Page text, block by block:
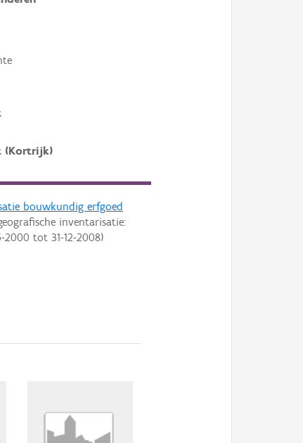
(Kortrijk)
bouwkundig erfgoed
inventarisatie:
2000 tot 31-12-2008)